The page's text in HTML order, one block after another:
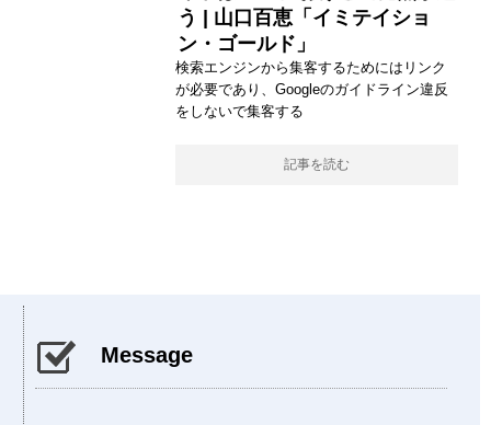
う | 山口百恵「イミテイショ
ン・ゴールド」
検索エンジンから集客するためにはリンク
が必要であり、Googleのガイドライン違反
をしないで集客する
記事を読む
Message